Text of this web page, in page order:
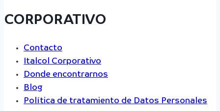
CORPORATIVO
Contacto
Italcol Corporativo
Donde encontrarnos
Blog
Política de tratamiento de Datos Personales